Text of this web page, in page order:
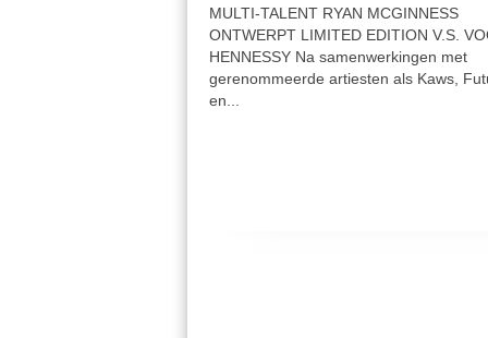
MULTI-TALENT RYAN MCGINNESS
ONTWERPT LIMITED EDITION V.S.
HENNESSY Na samenwerkingen met
gerenommeerde artiesten als Kaws,
en...